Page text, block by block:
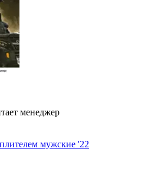
менеджер
мужские '22